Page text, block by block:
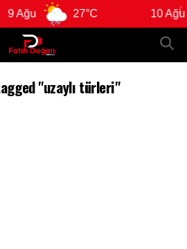
9 Ağu 27°C 10 Ağu
"uzaylı türleri"